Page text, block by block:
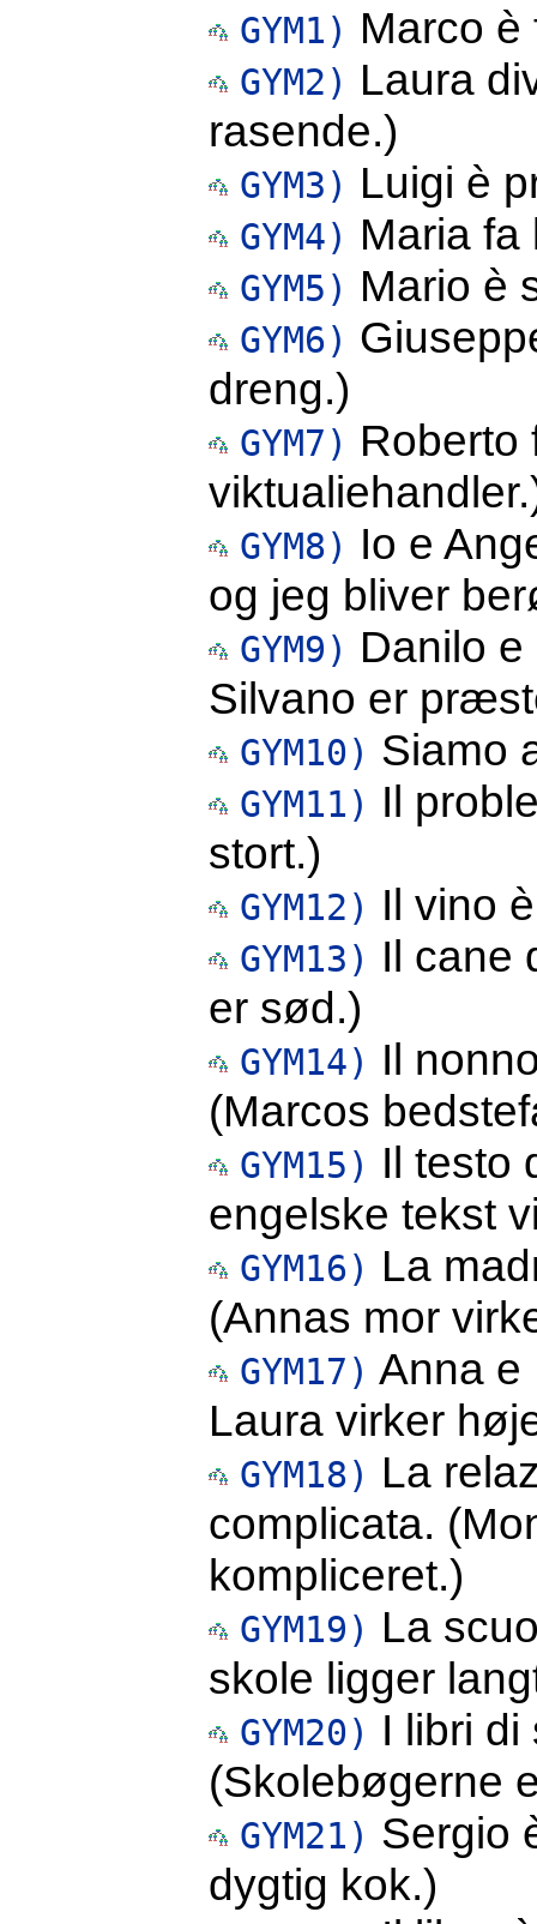
GYM1) Marco è
GYM2) Laura
rasende.)
GYM3) Luigi è
GYM4) Maria fa
GYM5) Mario è
GYM6)
dreng.)
GYM7) Roberto
GYM8) Io e
og jeg bliver
GYM9) Danilo
Silvano er
GYM10) Siamo
GYM11) Il
stort.)
GYM12) Il vino
GYM13) Il cane
er sød.)
GYM14) Il
(Marcos
GYM15) Il testo
engelske tekst
GYM16) La
(Annas mor
GYM17) Anna e
Laura virker
GYM18) La
complicata.
kompliceret.)
GYM19) La
skole ligger
GYM20) I libri
(Skolebøgerne
GYM21) Sergio
dygtig kok.)